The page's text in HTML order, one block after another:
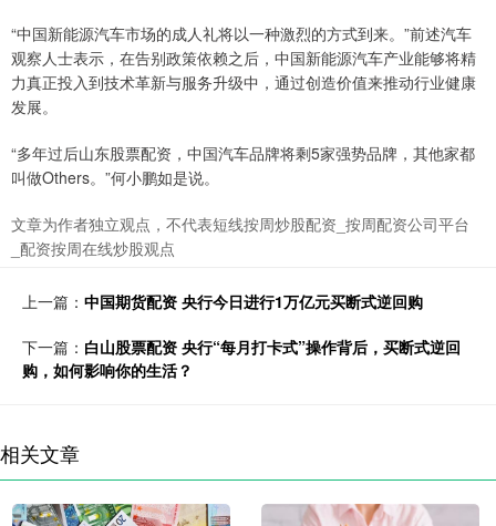
“中国新能源汽车市场的成人礼将以一种激烈的方式到来。”前述汽车
观察人士表示，在告别政策依赖之后，中国新能源汽车产业能够将精
力真正投入到技术革新与服务升级中，通过创造价值来推动行业健康
发展。
“多年过后山东股票配资，中国汽车品牌将剩5家强势品牌，其他家都
叫做Others。”何小鹏如是说。
文章为作者独立观点，不代表短线按周炒股配资_按周配资公司平台
_配资按周在线炒股观点
上一篇： 中国期货配资 央行今日进行1万亿元买断式逆回购
下一篇： 白山股票配资 央行“每月打卡式”操作背后，买断式逆回
购，如何影响你的生活？
相关文章